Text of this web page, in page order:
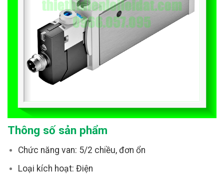
Thông số sản phẩm
Chức năng van: 5/2 chiều, đơn ổn
Loại kích hoạt: Điện